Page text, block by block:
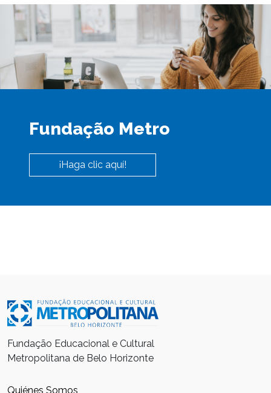
Fundação Metro
¡Haga clic aquí!
Fundação Educacional e Cultural
Metropolitana de Belo Horizonte
Quiénes Somos